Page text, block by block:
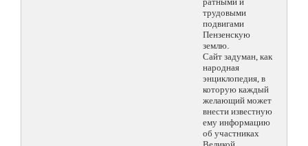
трудовыми
подвигами
Пензенскую
землю.
Сайт задуман, как
народная
энциклопедия, в
которую каждый
желающий может
внести известную
ему информацию
об участниках